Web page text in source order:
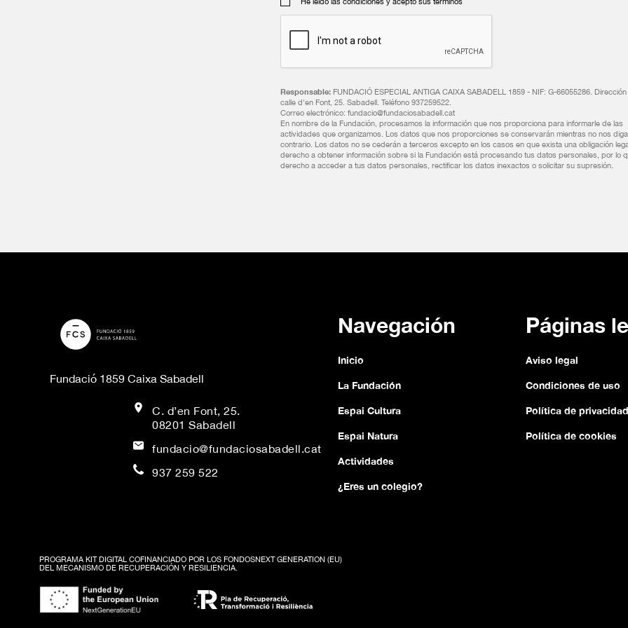
Responsable: FUNDACIÓ ESPECIAL ANTIGA CAIXA SABADELL 1859 - NIF: G-66055286.
calle d'en Font, 25. Sabadell. Teléfono 937259522.
Correo electrónico: fundacio@fundaciosabadell.cat
En nombre de la Fundación, procesamos la información que nos proporciona para informarle de las
actividades que organizamos. Los datos que nos proporciones se conservarán mientras no nos
contrario. Los datos no se cederán a terceros excepto en los casos en que exista una obligación
derecho a obtener información sobre si la Fundación está procesando tus datos personales, por lo
derecho a acceder a tus datos personales, rectificar los datos inexactos o solicitar su supresión.
Fundació 1859 Caixa Sabadell
C. d’en Font, 25.
08201 Sabadell
fundacio@fundaciosabadell.cat
937 259 522
Navegación
Inicio
La Fundación
Espai Cultura
Espai Natura
Actividades
¿Eres un colegio?
Páginas
Aviso legal
Condiciones de uso
Política de privacidad
Política de cookies
PROGRAMA KIT DIGITAL COFINANCIADO POR LOS FONDOSNEXT GENERATION (EU)
DEL MECANISMO DE RECUPERACIÓN Y RESILIENCIA.